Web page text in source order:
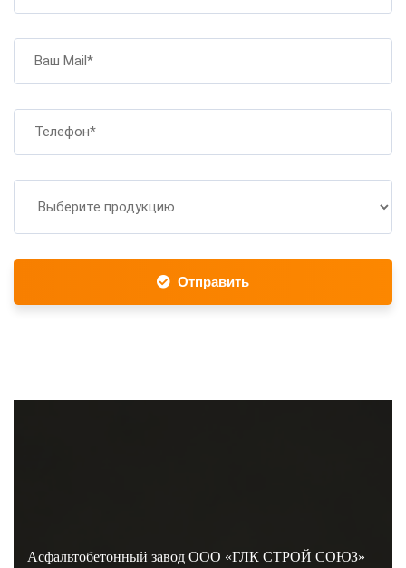
Отправить
Асфальтобетонный завод ООО «ГЛК СТРОЙ СОЮЗ»